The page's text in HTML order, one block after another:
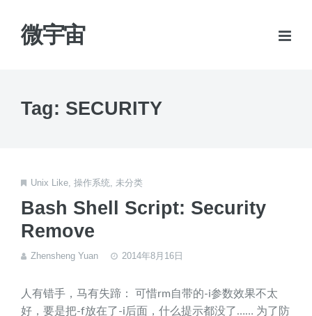
微宇宙
Tag: SECURITY
Unix Like, 操作系统, 未分类
Bash Shell Script: Security
Remove
Zhensheng Yuan 2014年8月16日
人有错手，马有失蹄： 可惜rm自带的-i参数效果不太
好，要是把-f放在了-i后面，什么提示都没了…… 为了防